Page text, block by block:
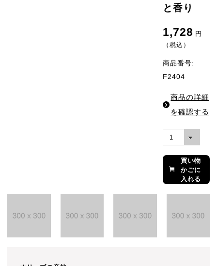
と香り
1,728 円
（税込）
商品番号:
F2404
商品の詳細
を確認する
買い物
かごに
入れる